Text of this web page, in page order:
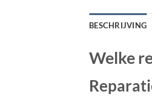
BESCHRIJVING
Welke